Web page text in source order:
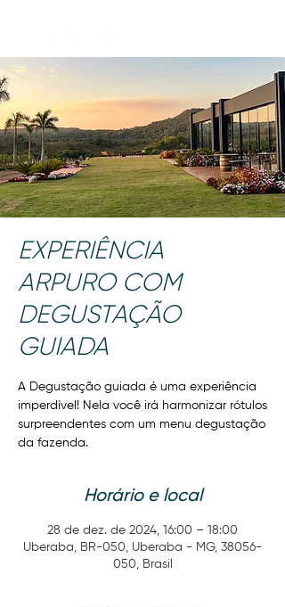
EXPERIÊNCIA
ARPURO COM
DEGUSTAÇÃO
GUIADA
A Degustação guiada é uma experiência
imperdível! Nela você irá harmonizar rótulos
surpreendentes com um menu degustação
da fazenda.
Horário e local
28 de dez. de 2024, 16:00 – 18:00
Uberaba, BR-050, Uberaba - MG, 38056-
050, Brasil